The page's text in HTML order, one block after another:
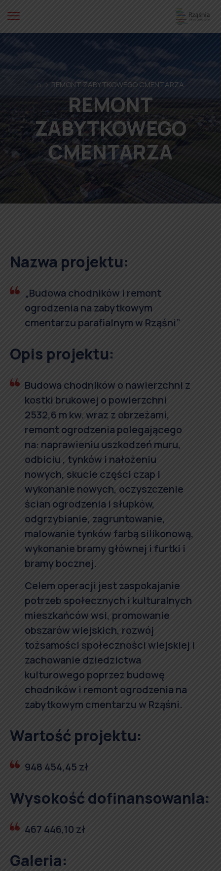
⌂ REMONT ZABYTKOWEGO CMENTARZA
REMONT
ZABYTKOWEGO
CMENTARZA
Nazwa projektu:
„Budowa chodników i remont
ogrodzenia na zabytkowym
cmentarzu parafialnym w Rząśni”
Opis projektu:
Budowa chodników o nawierzchni z
kostki brukowej o powierzchni
2532,6 m kw. wraz z obrzeżami,
remont ogrodzenia polegającego
na: naprawieniu uszkodzeń muru,
odbiciu , tynków i nałożeniu
nowych, skucie części czap i
wykonanie nowych, oczyszczenie
ścian ogrodzenia i słupków,
odgrzybianie, zagruntowanie,
malowanie tynków farbą silikonową,
wykonanie bramy głównej i furtki i
bramy bocznej.
Celem operacji jest zaspokajanie
potrzeb społecznych i kulturalnych
mieszkańców wsi, promowanie
obszarów wiejskich, rozwój
tożsamości społeczności wiejskiej i
zachowanie dziedzictwa
kulturowego poprzez budowę
chodników i remont ogrodzenia na
zabytkowym cmentarzu w Rząśni.
Wartość projektu:
948 454,45 zł
Wysokość dofinansowania:
467 446,10 zł
Galeria: